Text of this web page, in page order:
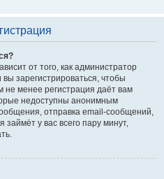
от того, как администратор
зарегистрироваться, чтобы
менее регистрация даёт вам
недоступны анонимным
отправка email-сообщений,
займёт у вас всего пару минут,